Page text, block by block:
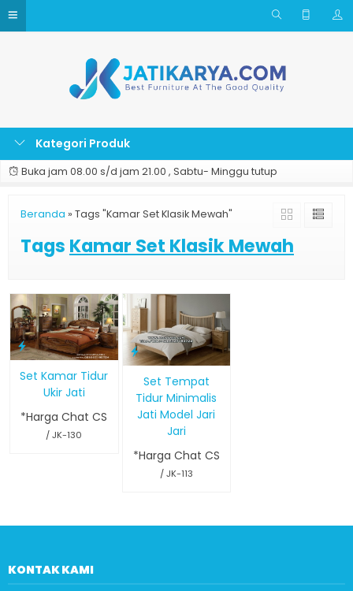
Kategori Produk
Buka jam 08.00 s/d jam 21.00 , Sabtu- Minggu tutup
Beranda » Tags "Kamar Set Klasik Mewah"
Tags Kamar Set Klasik Mewah
Set Kamar Tidur
Ukir Jati
*Harga Chat CS
/ JK-130
Set Tempat
Tidur Minimalis
Jati Model Jari
Jari
*Harga Chat CS
/ JK-113
KONTAK KAMI